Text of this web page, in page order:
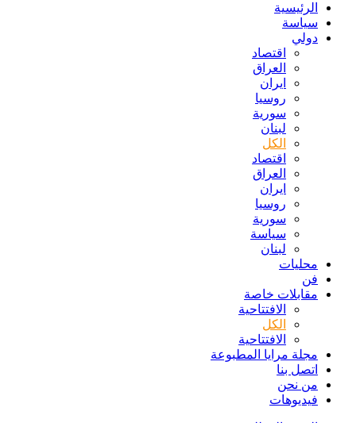
الرئيسية
سياسة
دولي
اقتصاد
العراق
ايران
روسيا
سورية
لبنان
الكل
اقتصاد
العراق
ايران
روسيا
سورية
سياسة
لبنان
محليات
فن
مقابلات خاصة
الافتتاحیة
الكل
الافتتاحیة
مجلة مرايا المطبوعة
اتصل بنا
من نحن
فيديوهات